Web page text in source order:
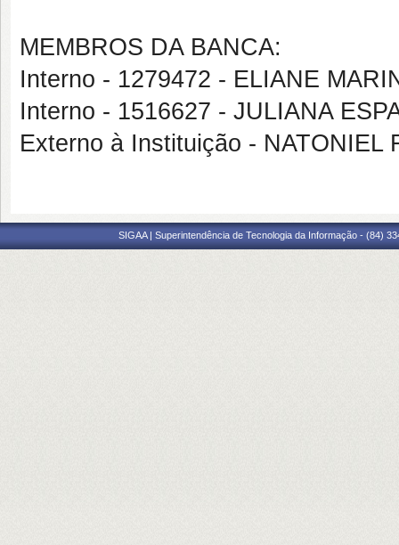
MEMBROS DA BANCA:
Interno - 1279472 - ELIANE
Interno - 1516627 - JULIANA
Externo à Instituição - NATONIEL
SIGAA | Superintendência de Tecnologia da Informação - (84)